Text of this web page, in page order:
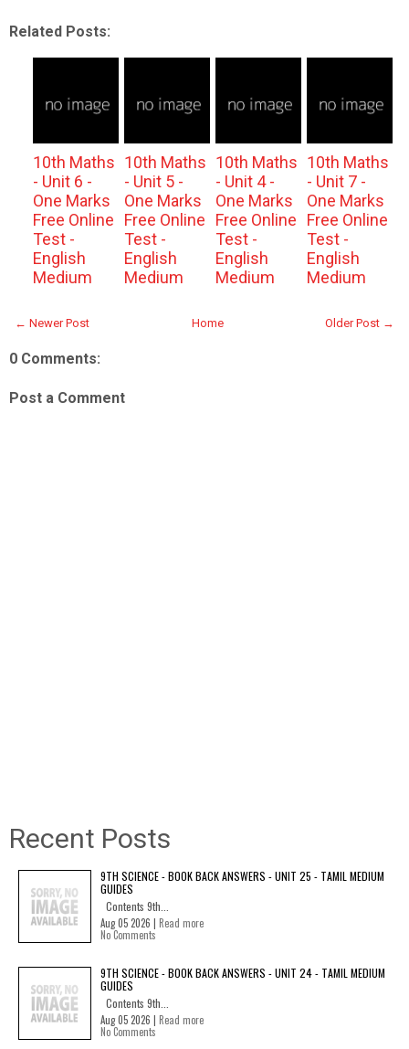
Related Posts:
10th Maths
- Unit 6 -
One Marks
Free Online
Test -
English
Medium
10th Maths
- Unit 5 -
One Marks
Free Online
Test -
English
Medium
10th Maths
- Unit 4 -
One Marks
Free Online
Test -
English
Medium
10th Maths
- Unit 7 -
One Marks
Free Online
Test -
English
Medium
← Newer Post Older Post →
Home
0 Comments:
Post a Comment
Recent Posts
9TH SCIENCE - BOOK BACK ANSWERS - UNIT 25 - TAMIL MEDIUM
GUIDES
Contents 9th...
Aug 05 2026 | Read more
No Comments
9TH SCIENCE - BOOK BACK ANSWERS - UNIT 24 - TAMIL MEDIUM
GUIDES
Contents 9th...
Aug 05 2026 | Read more
No Comments